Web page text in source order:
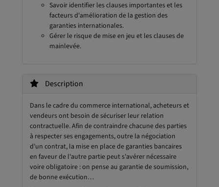
Savoir identifier les clauses importantes et les
facteurs d'amélioration de la gestion des
garanties internationales.
Gérer le risque de mise en jeu et les clauses de
mainlevée.
Description
Dans le cadre du commerce international, acheteurs et
vendeurs ont besoin de sécuriser leur relation
contractuelle. Afin de contraindre chacune des parties
à respecter ses engagements, outre la négociation
d'un contrat, la mise en place de garanties bancaires
en faveur de l'autre partie peut s'avérer nécessaire
voire obligatoire : on pense au garantie de soumission,
de bonne exécution…